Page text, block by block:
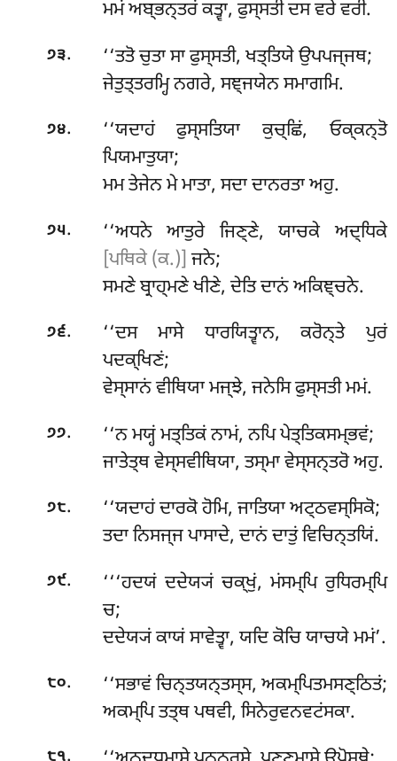
ਮਮਂ ਅਬ੍ਭਨ੍ਤਰਂ ਕਤ੍ਵਾ, ਫੁਸ੍ਸਤੀ ਦਸ ਵਰੇ ਵਰੀ.
੭੩.
‘‘ਤਤੋ ਚੁਤਾ ਸਾ ਫੁਸ੍ਸਤੀ, ਖਤ੍ਤਿਯੇ ਉਪਪਜ੍ਜਥ;
ਜੇਤੁਤ੍ਤਰਮ੍ਹਿ ਨਗਰੇ, ਸਞ੍ਜਯੇਨ ਸਮਾਗਮਿ.
੭੪.
‘‘ਯਦਾਹਂ ਫੁਸ੍ਸਤਿਯਾ ਕੁਚ੍ਛਿਂ, ਓਕ੍ਕਨ੍ਤੋ
ਪਿਯਮਾਤੁਯਾ;
ਮਮ ਤੇਜੇਨ ਮੇ ਮਾਤਾ, ਸਦਾ ਦਾਨਰਤਾ ਅਹੁ.
੭੫.
‘‘ਅਧਨੇ ਆਤੁਰੇ ਜਿਣ੍ਣੇ, ਯਾਚਕੇ ਅਦ੍ਧਿਕੇ
[ਪਥਿਕੇ (ਕ.)] ਜਨੇ;
ਸਮਣੇ ਬ੍ਰਾਹ੍ਮਣੇ ਖੀਣੇ, ਦੇਤਿ ਦਾਨਂ ਅਕਿਞ੍ਚਨੇ.
੭੬.
‘‘ਦਸ ਮਾਸੇ ਧਾਰਯਿਤ੍ਵਾਨ, ਕਰੋਨ੍ਤੇ ਪੁਰਂ
ਪਦਕ੍ਖਿਣਂ;
ਵੇਸ੍ਸਾਨਂ ਵੀਥਿਯਾ ਮਜ੍ਝੇ, ਜਨੇਸਿ ਫੁਸ੍ਸਤੀ ਮਮਂ.
੭੭.
‘‘ਨ ਮਯ੍ਹਂ ਮਤ੍ਤਿਕਂ ਨਾਮਂ, ਨਪਿ ਪੇਤ੍ਤਿਕਸਮ੍ਭਵਂ;
ਜਾਤੇਤ੍ਥ ਵੇਸ੍ਸਵੀਥਿਯਾ, ਤਸ੍ਮਾ ਵੇਸ੍ਸਨ੍ਤਰੋ ਅਹੁ.
੭੮.
‘‘ਯਦਾਹਂ ਦਾਰਕੋ ਹੋਮਿ, ਜਾਤਿਯਾ ਅਟ੍ਠਵਸ੍ਸਿਕੋ;
ਤਦਾ ਨਿਸਜ੍ਜ ਪਾਸਾਦੇ, ਦਾਨਂ ਦਾਤੁਂ ਵਿਚਿਨ੍ਤਯਿਂ.
੭੯. ‘‘‘ਹਦਯਂਦਦੇਯ੍ਯਂ ਚਕ੍ਖੁਂ, ਮਂਸਮ੍ਪਿ ਰੁਧਿਰਮ੍ਪਿ
ਚ;
ਦਦੇਯ੍ਯਂ ਕਾਯਂ ਸਾਵੇਤ੍ਵਾ, ਯਦਿ ਕੋਚਿ ਯਾਚਯੇ ਮਮਂ’.
੮੦.
‘‘ਸਭਾਵਂ ਚਿਨ੍ਤਯਨ੍ਤਸ੍ਸ, ਅਕਮ੍ਪਿਤਮਸਣ੍ਠਿਤਂ;
ਅਕਮ੍ਪਿ ਤਤ੍ਥ ਪਥਵੀ, ਸਿਨੇਰੁਵਨਵਟਂਸਕਾ.